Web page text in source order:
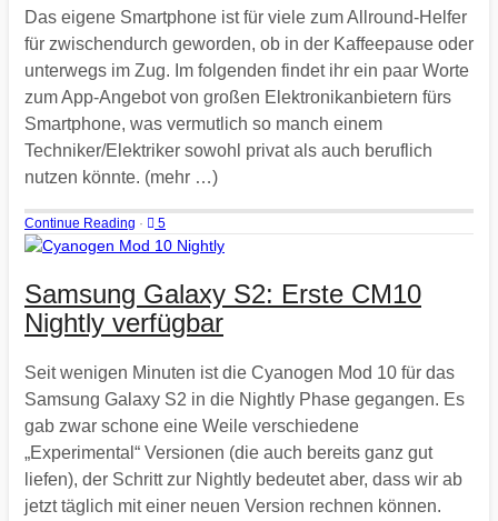
Das eigene Smartphone ist für viele zum Allround-Helfer
für zwischendurch geworden, ob in der Kaffeepause oder
unterwegs im Zug. Im folgenden findet ihr ein paar Worte
zum App-Angebot von großen Elektronikanbietern fürs
Smartphone, was vermutlich so manch einem
Techniker/Elektriker sowohl privat als auch beruflich
nutzen könnte. (mehr …)
Continue Reading · 5
Samsung Galaxy S2: Erste CM10
Nightly verfügbar
Seit wenigen Minuten ist die Cyanogen Mod 10 für das
Samsung Galaxy S2 in die Nightly Phase gegangen. Es
gab zwar schone eine Weile verschiedene
„Experimental“ Versionen (die auch bereits ganz gut
liefen), der Schritt zur Nightly bedeutet aber, dass wir ab
jetzt täglich mit einer neuen Version rechnen können.